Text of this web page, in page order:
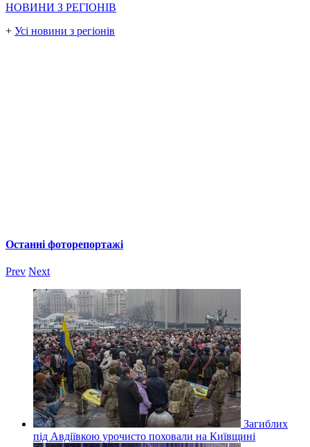
НОВИНИ З РЕГІОНІВ
+ Усі новини з регіонів
Останні фоторепортажі
Prev Next
Загиблих
під Авдіївкою урочисто поховали на Київщині